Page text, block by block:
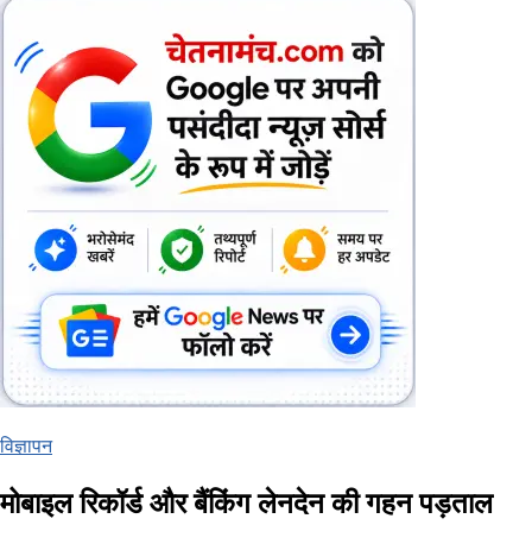
विज्ञापन
मोबाइल रिकॉर्ड और बैंकिंग लेनदेन की गहन पड़ताल